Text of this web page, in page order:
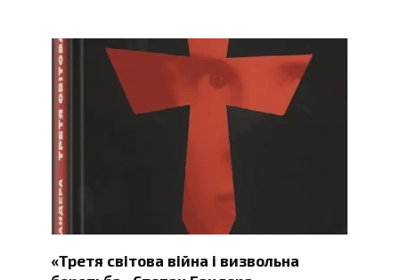
«Третя світова війна і визвольна